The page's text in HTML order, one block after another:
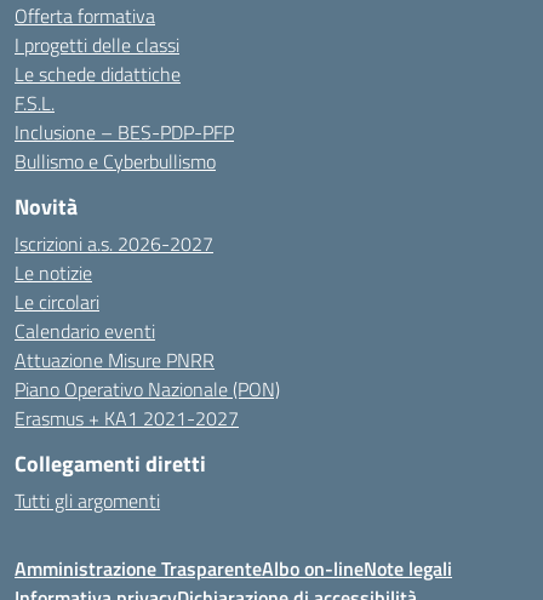
Offerta formativa
I progetti delle classi
Le schede didattiche
F.S.L.
Inclusione – BES-PDP-PFP
Bullismo e Cyberbullismo
Novità
Iscrizioni a.s. 2026-2027
Le notizie
Le circolari
Calendario eventi
Attuazione Misure PNRR
Piano Operativo Nazionale (PON)
Erasmus + KA1 2021-2027
Collegamenti diretti
Tutti gli argomenti
Amministrazione TrasparenteAlbo on-lineNote legali